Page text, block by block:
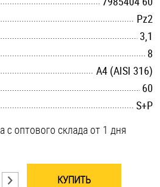
Pz2
3,1
8
A4 (AISI 316)
60
S+P
с оптового склада от 1 дня
КУПИТЬ